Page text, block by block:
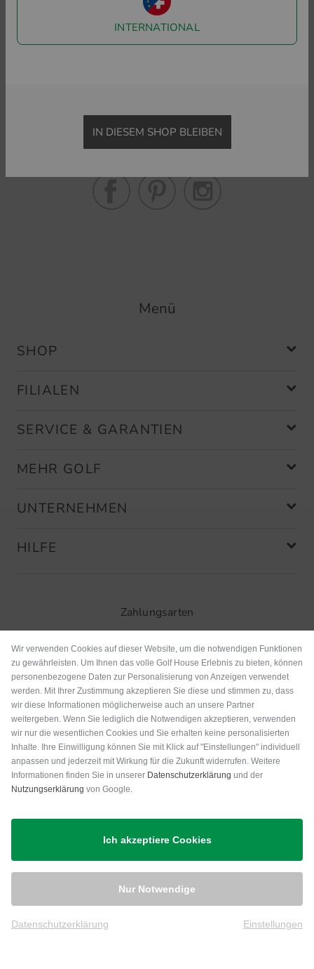
Folgen Sie uns auf Facebook & Co und erfahren Sie alles
Menü
SHOP
FILIALEN
SERVICE & GARANTIEN
MEHR GOLF
UNTERNEHMEN
HILFE
Zahlungsarten
Versand
INTERNATIONAL
IN DIESEM SHOP BLEIBEN
Wir verwenden Cookies auf dieser Website, um die notwendigen Funktionen
zu gewährleisten. Um Ihnen das volle Golf House Erlebnis zu bieten, können
personenbezogene Daten zur Personalisierung von Anzeigen verwendet
werden. Mit Ihrer Zustimmung akzeptieren Sie diese und stimmen zu, dass
wir diese Informationen möglicherweise auch an unsere Partner
weitergeben. Wenn Sie lediglich die Notwendigen akzeptieren, verwenden
wir nur die wesentlichen Cookies und Sie erhalten keine personalisierten
Inhalte. Ihre Einwilligung können Sie mit Klick auf "Einstellungen" individuell
anpassen und jederzeit mit Wirkung für die Zukunft widerrufen. Weitere
Informationen finden Sie in unserer Datenschutzerklärung und der
Nutzungserklärung von Google.
Ich akzeptiere Cookies
Nur Notwendige
Datenschutzerklärung Einstellungen